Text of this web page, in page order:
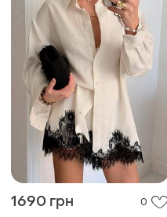
1690 грн 0